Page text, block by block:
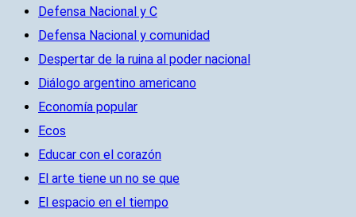
Defensa Nacional y C
Defensa Nacional y comunidad
Despertar de la ruina al poder nacional
Diálogo argentino americano
Economía popular
Ecos
Educar con el corazón
El arte tiene un no se que
El espacio en el tiempo